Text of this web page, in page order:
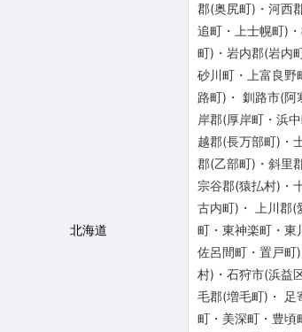
北海道
郡(奥尻町)・河西
追町・上士幌町)
町)・岩内郡(岩内
砂川町・上富良野
路町)・ 釧路市(阿
岸郡(厚岸町・浜
越郡(長万部町)・
郡(乙部町)・斜里
宗谷郡(猿払村)・
古内町)・ 上川郡(
町・東神楽町・東
佐呂間町・置戸町
村)・石狩市(浜益
毛郡(増毛町)・ 足
町・美深町・豊頃